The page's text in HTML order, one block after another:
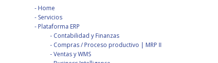
Home
Servicios
Plataforma ERP
Contabilidad y Finanzas
Compras / Proceso productivo | MRP II
Ventas y WMS